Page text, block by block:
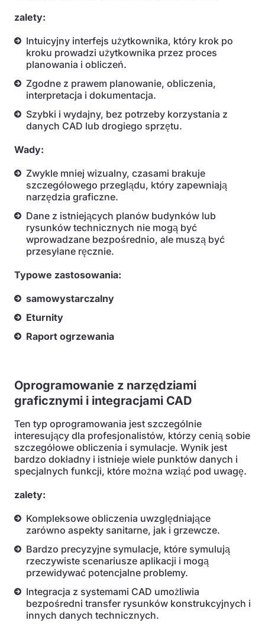
zalety:
Intuicyjny interfejs użytkownika, który krok po
kroku prowadzi użytkownika przez proces
planowania i obliczeń.
Zgodne z prawem planowanie, obliczenia,
interpretacja i dokumentacja.
Szybki i wydajny, bez potrzeby korzystania z
danych CAD lub drogiego sprzętu.
Wady:
Zwykle mniej wizualny, czasami brakuje
szczegółowego przeglądu, który zapewniają
narzędzia graficzne.
Dane z istniejących planów budynków lub
rysunków technicznych nie mogą być
wprowadzane bezpośrednio, ale muszą być
przesyłane ręcznie.
Typowe zastosowania:
samowystarczalny
Eturnity
Raport ogrzewania
Oprogramowanie z narzędziami
graficznymi i integracjami CAD
Ten typ oprogramowania jest szczególnie
interesujący dla profesjonalistów, którzy cenią sobie
szczegółowe obliczenia i symulacje. Wynik jest
bardzo dokładny i istnieje wiele punktów danych i
specjalnych funkcji, które można wziąć pod uwagę.
zalety:
Kompleksowe obliczenia uwzględniające
zarówno aspekty sanitarne, jak i grzewcze.
Bardzo precyzyjne symulacje, które symulują
rzeczywiste scenariusze aplikacji i mogą
przewidywać potencjalne problemy.
Integracja z systemami CAD umożliwia
bezpośredni transfer rysunków konstrukcyjnych i
innych danych technicznych.